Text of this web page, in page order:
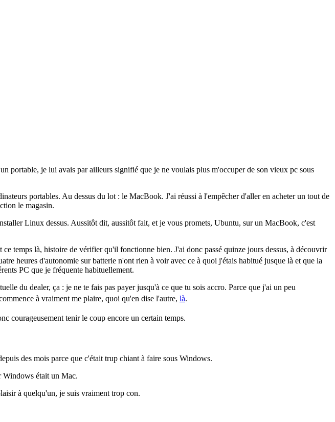
portable, je lui avais par ailleurs signifié que je ne voulais plus m'occuper de son vieux pc sous
portables. Au dessus du lot : le MacBook. J'ai réussi à l'empêcher d'aller en acheter un tout de
le magasin.
Linux dessus. Aussitôt dit, aussitôt fait, et je vous promets, Ubuntu, sur un MacBook, c'est
temps là, histoire de vérifier qu'il fonctionne bien. J'ai donc passé quinze jours dessus, à découvrir
heures d'autonomie sur batterie n'ont rien à voir avec ce à quoi j'étais habitué jusque là et que la
PC que je fréquente habituellement.
du dealer, ça : je ne te fais pas payer jusqu'à ce que tu sois accro. Parce que j'ai un peu
à vraiment me plaire, quoi qu'en dise l'autre, là.
courageusement tenir le coup encore un certain temps.
des mois parce que c'était trup chiant à faire sous Windows.
Windows était un Mac.
à quelqu'un, je suis vraiment trop con.